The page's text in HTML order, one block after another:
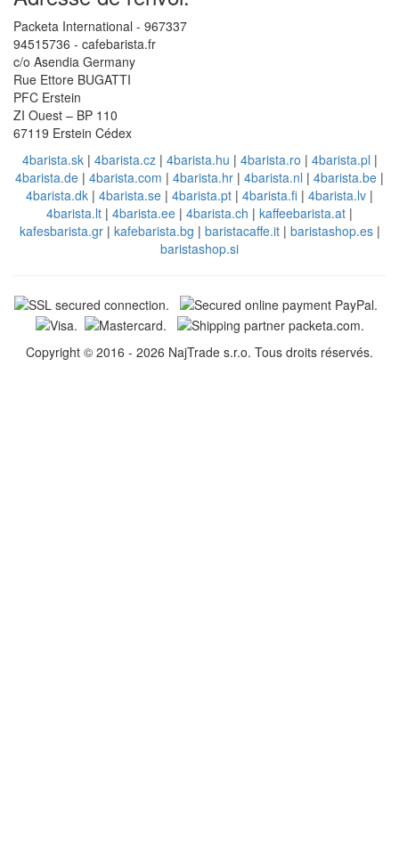
Packeta International - 967337
94515736 - cafebarista.fr
c/o Asendia Germany
Rue Ettore BUGATTI
PFC Erstein
ZI Ouest – BP 110
67119 Erstein Cédex
4barista.sk| 4barista.cz| 4barista.hu | 4barista.ro | 4barista.pl |
4barista.de | 4barista.com | 4barista.hr | 4barista.nl | 4barista.be |
4barista.dk | 4barista.se | 4barista.pt | 4barista.fi | 4barista.lv |
4barista.lt | 4barista.ee | 4barista.ch | kaffeebarista.at |
kafesbarista.gr| kafebarista.bg | baristacaffe.it| baristashop.es|
baristashop.si
Copyright © 2016 - 2026 NajTrade s.r.o. Tous droits réservés.